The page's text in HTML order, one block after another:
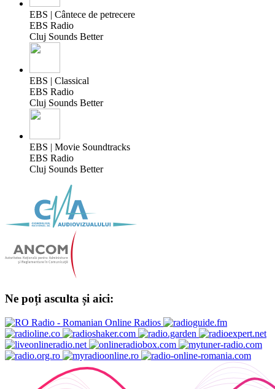
EBS | Cântece de petrecere
EBS Radio
Cluj Sounds Better
EBS | Classical
EBS Radio
Cluj Sounds Better
EBS | Movie Soundtracks
EBS Radio
Cluj Sounds Better
Ne poți asculta și aici: